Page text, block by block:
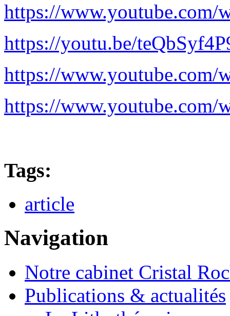
https://www.youtube.com/
https://youtu.be/
https://www.youtube.com/
https://www.youtube.com/
Tags:
article
Navigation
Notre cabinet Cristal
Publications & actualités